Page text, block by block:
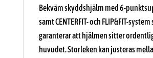
Bekväm skyddshjälm med 6-
samt CENTERFIT- och FLIP&FIT-system
garanterar att hjälmen sitter
huvudet. Storleken kan justeras